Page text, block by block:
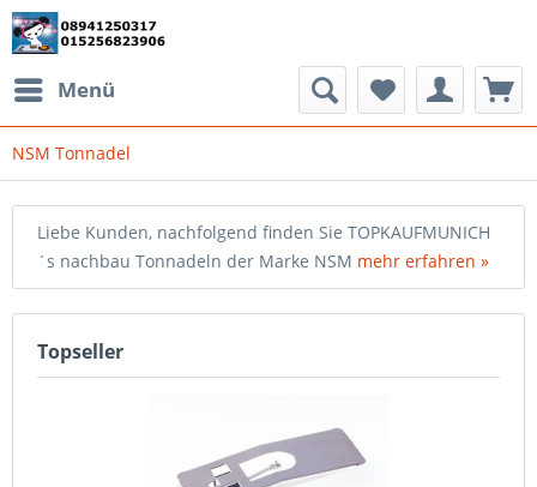
Menü
NSM Tonnadel
Liebe Kunden, nachfolgend finden Sie TOPKAUFMUNICH
´s nachbau Tonnadeln der Marke NSM mehr erfahren »
Topseller